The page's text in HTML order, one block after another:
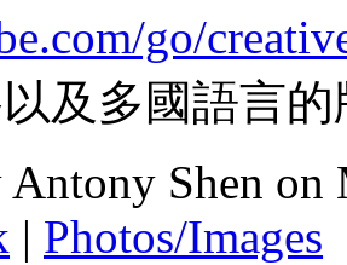
go/
及多國語言
Antony Shen
| Photos/Images